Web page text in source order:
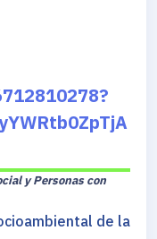
y Personas con
de la